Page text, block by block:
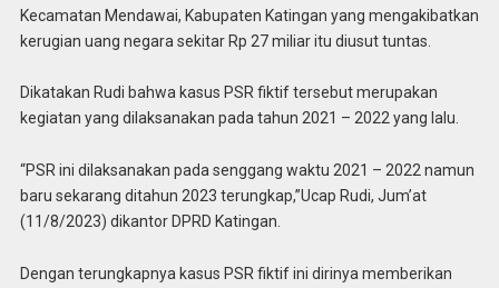
Kecamatan Mendawai, Kabupaten Katingan yang mengakibatkan
kerugian uang negara sekitar Rp 27 miliar itu diusut tuntas.
Dikatakan Rudi bahwa kasus PSR fiktif tersebut merupakan
kegiatan yang dilaksanakan pada tahun 2021 – 2022 yang lalu.
“PSR ini dilaksanakan pada senggang waktu 2021 – 2022 namun
baru sekarang ditahun 2023 terungkap,”Ucap Rudi, Jum’at
(11/8/2023) dikantor DPRD Katingan.
Dengan terungkapnya kasus PSR fiktif ini dirinya memberikan